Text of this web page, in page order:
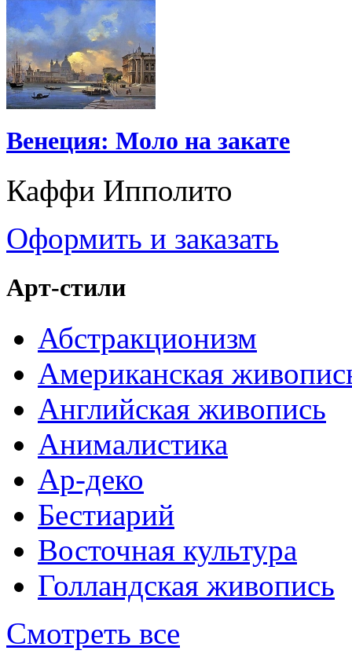
Венеция: Моло на закате
Каффи Ипполито
Оформить и заказать
Арт-стили
Абстракционизм
Американская
Английская живопись
Анималистика
Ар-деко
Бестиарий
Восточная культура
Голландская живопись
Смотреть все